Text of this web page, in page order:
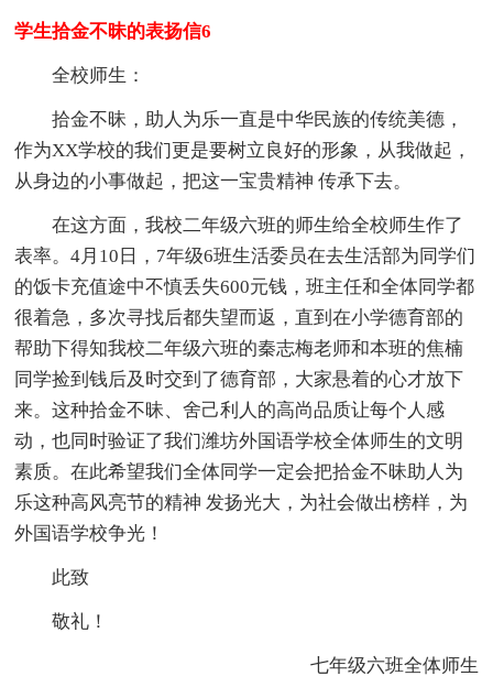
学生拾金不昧的表扬信6
全校师生：
拾金不昧，助人为乐一直是中华民族的传统美德，
作为XX学校的我们更是要树立良好的形象，从我做起，
从身边的小事做起，把这一宝贵精神 传承下去。
在这方面，我校二年级六班的师生给全校师生作了
表率。4月10日，7年级6班生活委员在去生活部为同学们
的饭卡充值途中不慎丢失600元钱，班主任和全体同学都
很着急，多次寻找后都失望而返，直到在小学德育部的
帮助下得知我校二年级六班的秦志梅老师和本班的焦楠
同学捡到钱后及时交到了德育部，大家悬着的心才放下
来。这种拾金不昧、舍己利人的高尚品质让每个人感
动，也同时验证了我们潍坊外国语学校全体师生的文明
素质。在此希望我们全体同学一定会把拾金不昧助人为
乐这种高风亮节的精神 发扬光大，为社会做出榜样，为
外国语学校争光！
此致
敬礼！
七年级六班全体师生